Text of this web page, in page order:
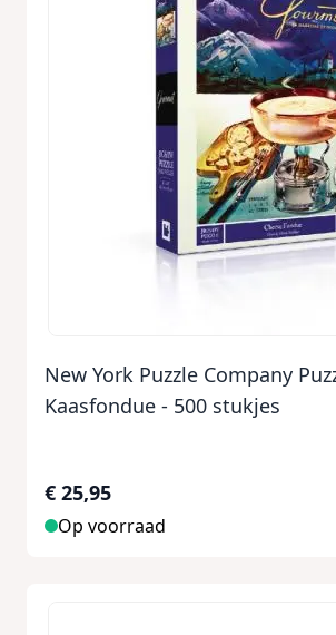
New York Puzzle Company
Kaasfondue - 500 stukjes
€ 25,95
Op voorraad